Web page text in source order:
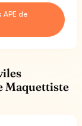
APE de
Maquettiste